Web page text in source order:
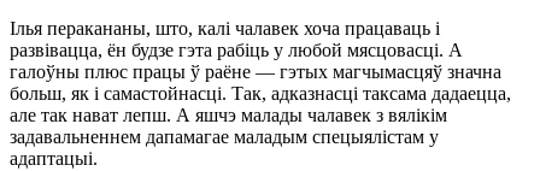
Ілья перакананы, што, калі чалавек хоча працаваць і
развівацца, ён будзе гэта рабіць у любой мясцовасці. А
галоўны плюс працы ў раёне — гэтых магчымасцяў значна
больш, як і самастойнасці. Так, адказнасці таксама дадаецца,
але так нават лепш. А яшчэ малады чалавек з вялікім
задавальненнем дапамагае маладым спецыялістам у
адаптацыі.